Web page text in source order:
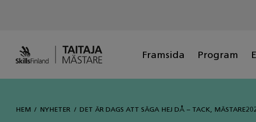
Framsida Program
HEM NYHETER DET ÄR DAGS ATT SÄGA HEJ DÅ – TACK,